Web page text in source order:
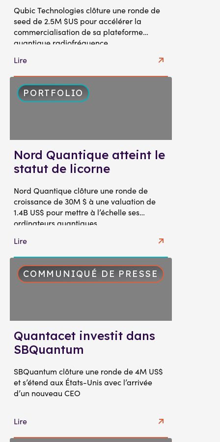
Qubic Technologies clôture une ronde de
seed de 2.5M $US pour accélérer la
commercialisation de sa plateforme
quantique radiofréquence
Lire
PORTFOLIO
Nord Quantique atteint le
statut de licorne
Nord Quantique clôture une ronde de
croissance de 30M $ à une valuation de
1.4B US$ pour mettre à l’échelle ses
ordinateurs quantiques.
Lire
COMMUNIQUÉ DE PRESSE
Quantacet investit dans
SBQuantum
SBQuantum clôture une ronde de 4M US$
et s’étend aux États-Unis avec l’arrivée
d’un nouveau CEO
Lire